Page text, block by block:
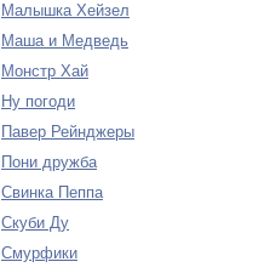
Малышка Хейзел
Маша и Медведь
Монстр Хай
Ну погоди
Павер Рейнджеры
Пони дружба
Свинка Пеппа
Скуби Ду
Смурфики